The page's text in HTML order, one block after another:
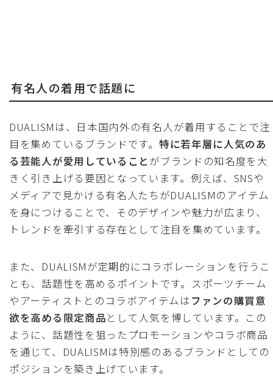
有名人の着用で話題に
DUALISMは、日本国内外の有名人が着用することで注
目を集めているブランドです。 特に若年層に人気のあ
る芸能人が愛用していること がブランドの知名度を大
きく引き上げる要因となっています。例えば、SNSや
メディアで見かける有名人たちがDUALISMのアイテム
を身につけることで、そのデザインや魅力が広まり、
トレンドを牽引する存在として注目を集めています。
また、DUALISMが定期的にコラボレーションを行うこ
とも、話題性を高めるポイントです。スポーツチーム
やアーティストとのコラボアイテムはファンの購買意
欲を高める限定商品として人気を博しています。この
ように、話題性を狙ったプロモーションやコラボ商品
を通じて、DUALISMは特別感のあるブランドとしての
ポジションを築き上げています。